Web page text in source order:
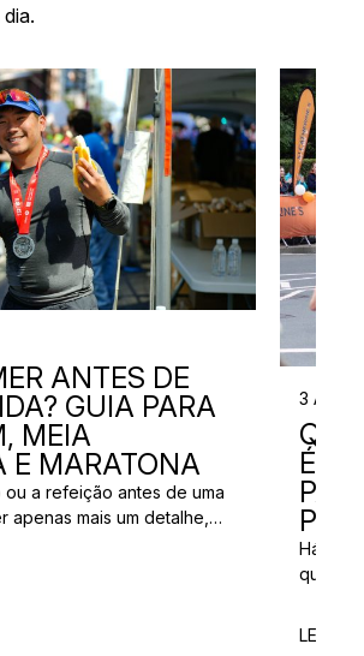
ANTES DE
GUIA PARA
MEIA
E MARATONA
a refeição antes de uma
mais um detalhe,
antes de uma corrida?
3 Ago
ÉS?
Há
quem
para
LER